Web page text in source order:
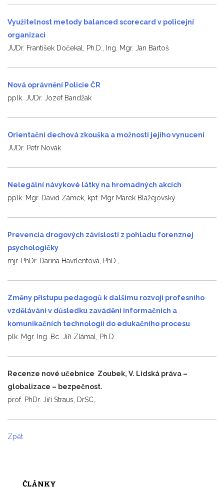
Využitelnost metody balanced scorecard v policejní
organizaci
JUDr. František Dočekal, Ph.D., Ing. Mgr. Jan Bartoš
Nová oprávnění Policie ČR
pplk. JUDr. Jozef Bandžak
Orientační dechová zkouška a možnosti jejího vynucení
JUDr. Petr Novák
Nelegální návykové látky na hromadných akcích
pplk. Mgr. David Zámek, kpt. Mgr Marek Blažejovský
Prevencia drogových závislostí z pohladu forenznej
psychologičky
mjr. PhDr. Darina Havrlentová, PhD.,
Změny přístupu pedagogů k dalšímu rozvoji profesního
vzdělávání v důsledku zavádění informačních a
komunikačních technologií do edukačního procesu
plk. Mgr. Ing. Bc. Jiří Zlámal, Ph.D.
Recenze nové učebnice Zoubek, V. Lidská práva –
globalizace – bezpečnost.
prof. PhDr. Jiří Straus, DrSC,.
Zpět
ČLÁNKY